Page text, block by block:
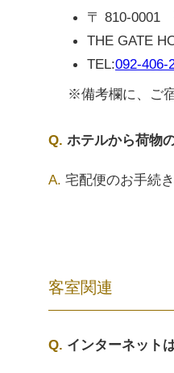
〒 810-0001
THE GATE
TEL:092-406-
※備考欄に、ご
ホテルから荷物
宅配便のお手続
客室関連
インターネット